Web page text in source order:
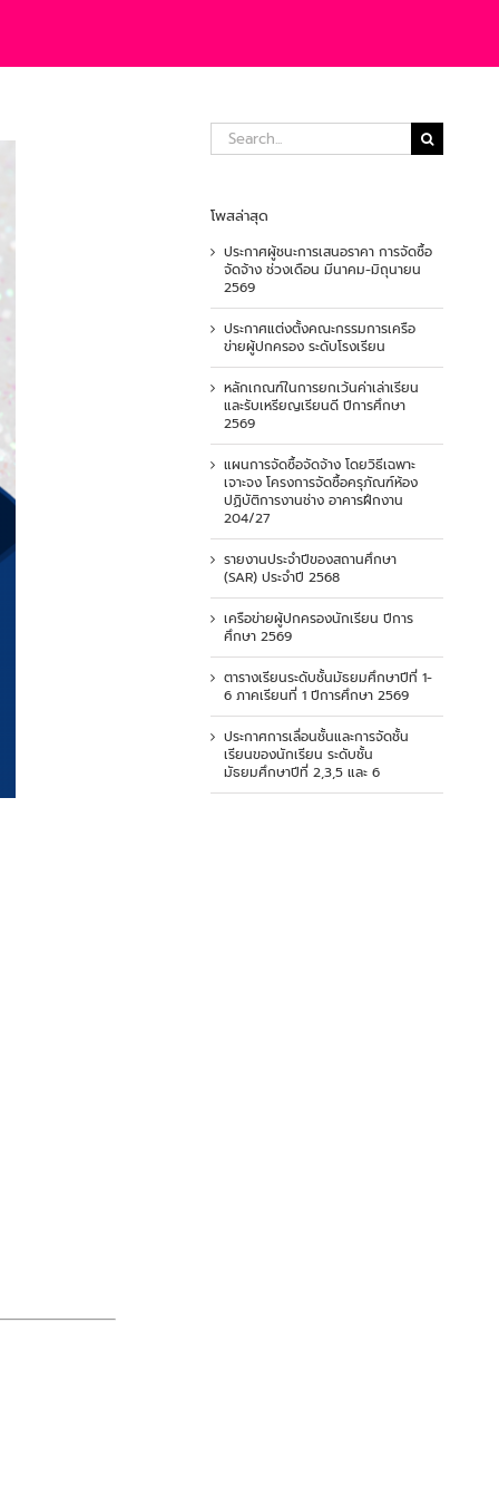
Search
for:
โพสล่าสุด
ประกาศผู้ชนะการเสนอราคา การจัดซื้อ
จัดจ้าง ช่วงเดือน มีนาคม-มิถุนายน
2569
ประกาศแต่งตั้งคณะกรรมการเครือ
ข่ายผู้ปกครอง ระดับโรงเรียน
หลักเกณฑ์ในการยกเว้นค่าเล่าเรียน
และรับเหรียญเรียนดี ปีการศึกษา
2569
แผนการจัดซื้อจัดจ้าง โดยวิธีเฉพาะ
เจาะจง โครงการจัดซื้อครุภัณฑ์ห้อง
ปฏิบัติการงานช่าง อาคารฝึกงาน
204/27
รายงานประจำปีของสถานศึกษา
(SAR) ประจำปี 2568
เครือข่ายผู้ปกครองนักเรียน ปีการ
ศึกษา 2569
ตารางเรียนระดับชั้นมัธยมศึกษาปีที่ 1-
6 ภาคเรียนที่ 1 ปีการศึกษา 2569
ประกาศการเลื่อนชั้นและการจัดชั้น
เรียนของนักเรียน ระดับชั้น
มัธยมศึกษาปีที่ 2,3,5 และ 6